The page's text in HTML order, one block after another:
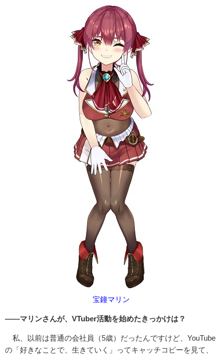
宝鐘マリン
――マリンさんが、VTuber活動を始めたきっかけは？
私、以前は普通の会社員（5歳）だったんですけど、YouTube
の「好きなことで、生きていく」ってキャッチコピーを見て、